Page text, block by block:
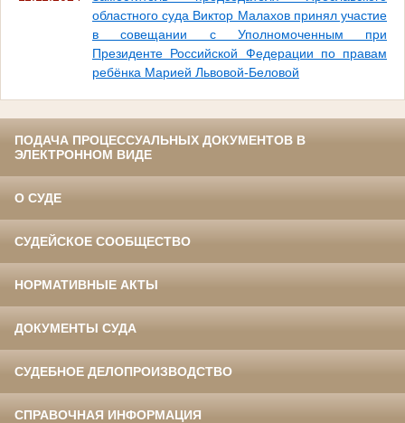
областного суда Виктор Малахов принял участие
в совещании с Уполномоченным при
Президенте Российской Федерации по правам
ребёнка Марией Львовой-Беловой
ПОДАЧА ПРОЦЕССУАЛЬНЫХ ДОКУМЕНТОВ В
ЭЛЕКТРОННОМ ВИДЕ
О СУДЕ
СУДЕЙСКОЕ СООБЩЕСТВО
НОРМАТИВНЫЕ АКТЫ
ДОКУМЕНТЫ СУДА
СУДЕБНОЕ ДЕЛОПРОИЗВОДСТВО
СПРАВОЧНАЯ ИНФОРМАЦИЯ